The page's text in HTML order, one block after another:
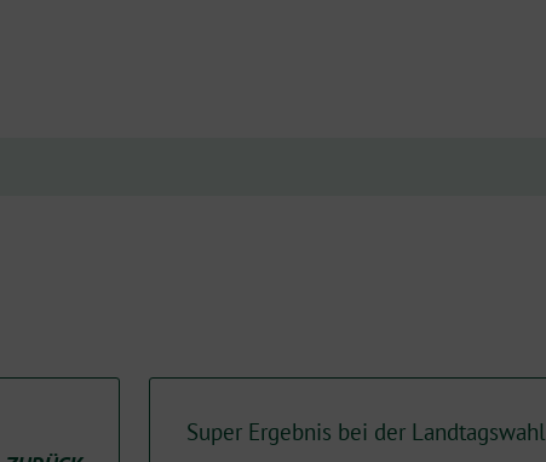
Super Ergebnis bei der Landtagswahl